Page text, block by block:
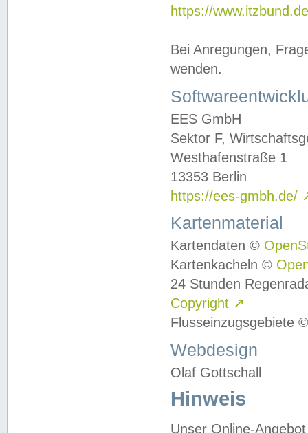
https://
Bei Anregungen,
wenden.
EES GmbH
Sektor F,
Westhafenstraße 1
13353 Berlin
https://ees-gmbh.de/
Kartenmaterial
Kartendaten ©
Kartenkacheln ©
24 Stunden
Copyright ↗
Flusseinzugsgebiete
Webdesign
Olaf Gottschall
Hinweis
Unser Online-